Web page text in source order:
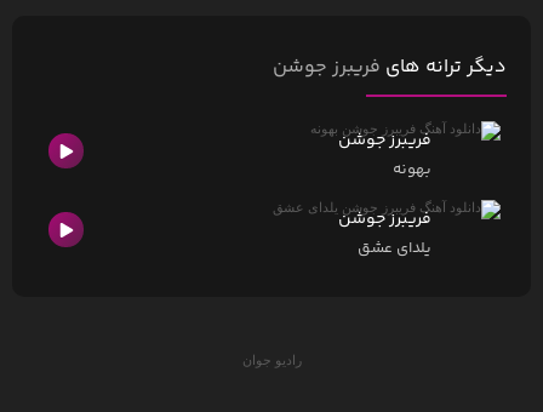
دیگر ترانه های فریبرز جوشن
فریبرز جوشن
بهونه
فریبرز جوشن
یلدای عشق
رادیو جوان